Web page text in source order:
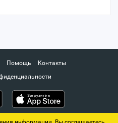
Помощь
Контакты